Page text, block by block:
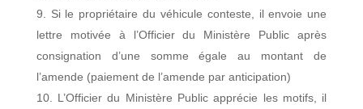
Si le propriétaire du véhicule conteste, il envoie une
lettre motivée à l’Officier du Ministère Public après
consignation d’une somme égale au montant de
l’amende (paiement de l’amende par anticipation)
L’Officier du Ministère Public apprécie les motifs, il